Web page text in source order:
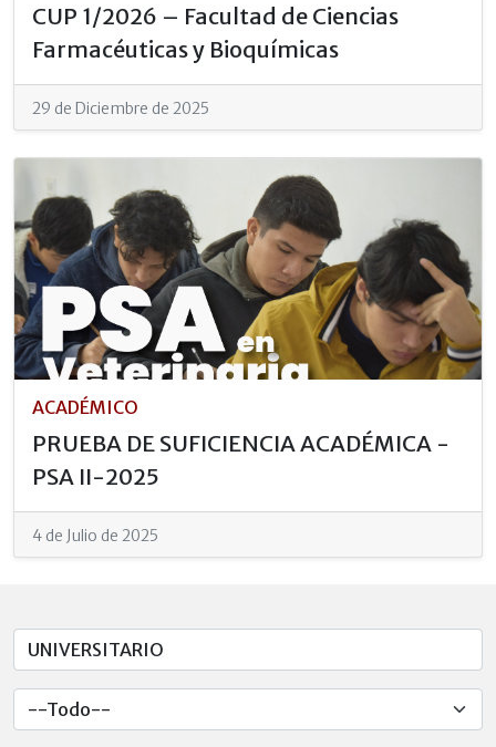
CUP 1/2026 – Facultad de Ciencias
Farmacéuticas y Bioquímicas
29 de Diciembre de 2025
ACADÉMICO
PRUEBA DE SUFICIENCIA ACADÉMICA -
PSA II-2025
4 de Julio de 2025